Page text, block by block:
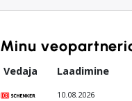
Minu
Vedaja Laadimine
10.08.2026